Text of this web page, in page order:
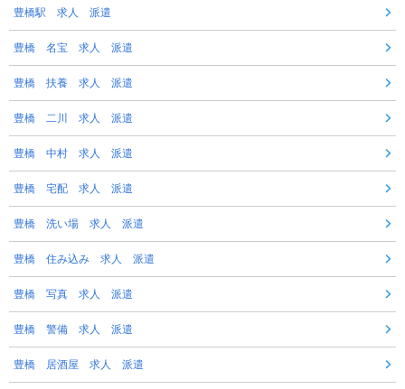
豊橋駅 求人 派遣
豊橋 名宝 求人 派遣
豊橋 扶養 求人 派遣
豊橋 二川 求人 派遣
豊橋 中村 求人 派遣
豊橋 宅配 求人 派遣
豊橋 洗い場 求人 派遣
豊橋 住み込み 求人 派遣
豊橋 写真 求人 派遣
豊橋 警備 求人 派遣
豊橋 居酒屋 求人 派遣